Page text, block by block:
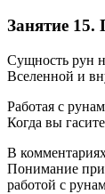
Занятие
Сущность рун
Вселенной и
Работая с
Когда вы
В
Понимание
работой с